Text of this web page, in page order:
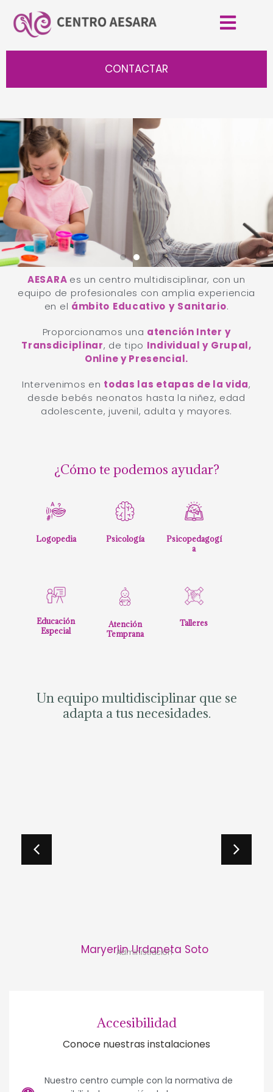
CONTACTAR
14 AÑOS CONTIGO
AESARA es un centro multidisciplinar, con un
equipo de profesionales con amplia experiencia
en el ámbito Educativo y Sanitario.
Proporcionamos una atención Inter y
Transdiciplinar, de tipo Individual y Grupal,
Online y Presencial.
Intervenimos en todas las etapas de la vida,
desde bebés neonatos hasta la niñez, edad
adolescente, juvenil, adulta y mayores.
¿Cómo te podemos ayudar?
Logopedia Psicología
Psicopedagogí
a
Educación
Especial
Atención
Temprana
Talleres
Un equipo multidisciplinar que se
adapta a tus necesidades.
Maryerlin Urdaneta Soto
Administración
Accesibilidad
Conoce nuestras instalaciones
Nuestro centro cumple con la normativa de